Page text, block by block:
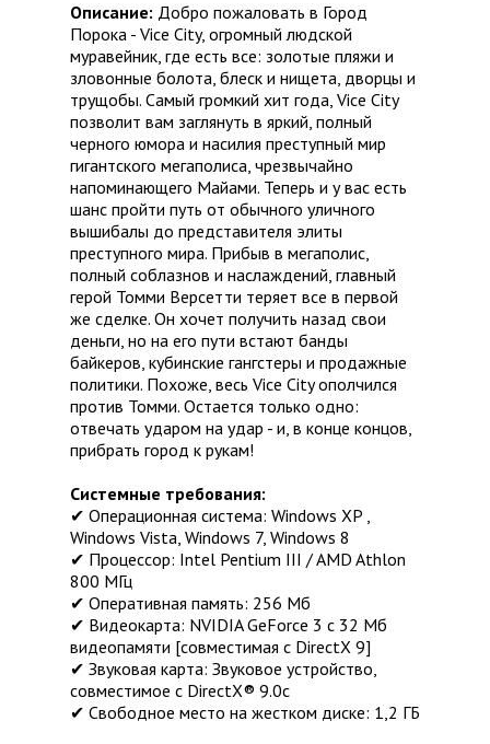
Описание: Добро пожаловать в Город
Порока - Vice City, огромный людской
муравейник, где есть все: золотые пляжи и
зловонные болота, блеск и нищета, дворцы и
трущобы. Самый громкий хит года, Vice City
позволит вам заглянуть в яркий, полный
черного юмора и насилия преступный мир
гигантского мегаполиса, чрезвычайно
напоминающего Майами. Теперь и у вас есть
шанс пройти путь от обычного уличного
вышибалы до представителя элиты
преступного мира. Прибыв в мегаполис,
полный соблазнов и наслаждений, главный
герой Томми Версетти теряет все в первой
же сделке. Он хочет получить назад свои
деньги, но на его пути встают банды
байкеров, кубинские гангстеры и продажные
политики. Похоже, весь Vice City ополчился
против Томми. Остается только одно:
отвечать ударом на удар - и, в конце концов,
прибрать город к рукам!
Системные требования:
✔ Операционная система: Windows XP ,
Windows Vista, Windows 7, Windows 8
✔ Процессор: Intel Pentium III / AMD Athlon
800 МГц
✔ Оперативная память: 256 Мб
✔ Видеокарта: NVIDIA GeForce 3 с 32 Мб
видеопамяти [совместимая с DirectX 9]
✔ Звуковая карта: Звуковое устройство,
совместимое с DirectX® 9.0с
✔ Свободное место на жестком диске: 1,2 ГБ